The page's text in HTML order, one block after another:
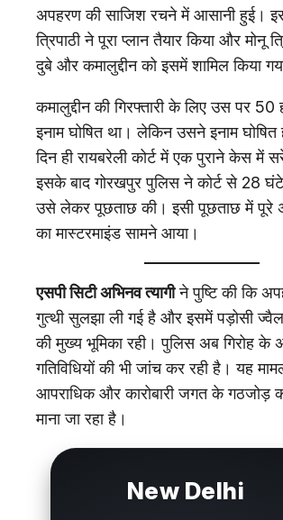
अपहरण की साजिश रचने में आसानी हुई।
त्रिपाठी ने पूरा प्लान तैयार किया और मोनू
दुबे और कमालुद्दीन को इसमें शामिल किया
कमालुद्दीन की गिरफ्तारी के लिए उस पर
इनाम घोषित था। लेकिन उसने इनाम
दिन ही रायबरेली कोर्ट में एक पुराने केस में
इसके बाद गोरखपुर पुलिस ने कोर्ट से 28 घंटे
उसे लेकर पूछताछ की। इसी पूछताछ में पूरे
का मास्टरमाइंड सामने आया।
एसपी सिटी अभिनव त्यागीने पुष्टि की कि
गुत्थी सुलझा ली गई है और इसमें पड़ोसी
की मुख्य भूमिका रही। पुलिस अब गिरोह के
गतिविधियों की भी जांच कर रही है। यह
आपराधिक और कारोबारी जगत के गठजोड़
माना जा रहा है।
New Delhi